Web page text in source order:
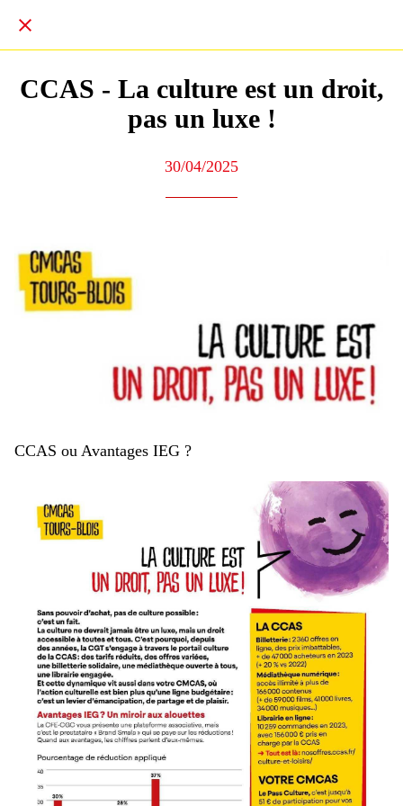
CCAS - La culture est un droit,
pas un luxe !
30/04/2025
CCAS ou Avantages IEG ?